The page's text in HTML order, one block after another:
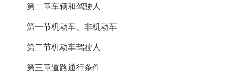
第二章车辆和驾驶人
第一节机动车、非机动车
第二节机动车驾驶人
第三章道路通行条件